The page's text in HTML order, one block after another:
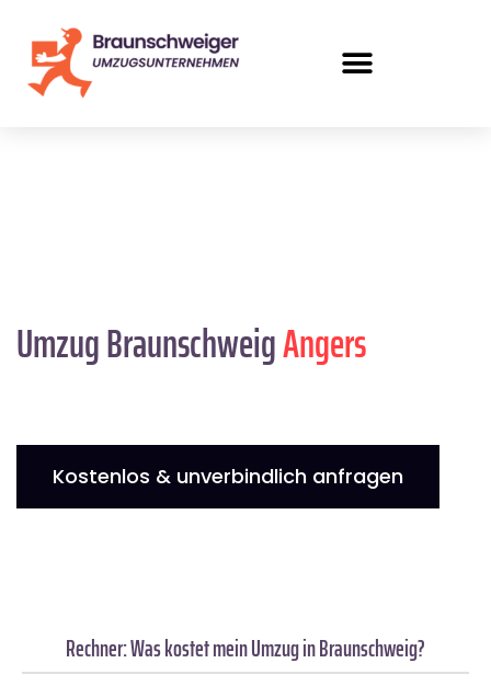
Umzug BraunschweigAngers
Kostenlos & unverbindlich anfragen
Rechner: Was kostet mein Umzug in Braunschweig?